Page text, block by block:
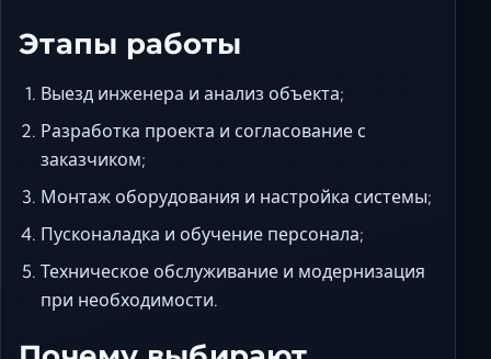
Этапы работы
Выезд инженера и анализ объекта;
Разработка проекта и согласование с
заказчиком;
Монтаж оборудования и настройка системы;
Пусконаладка и обучение персонала;
Техническое обслуживание и модернизация
при необходимости.